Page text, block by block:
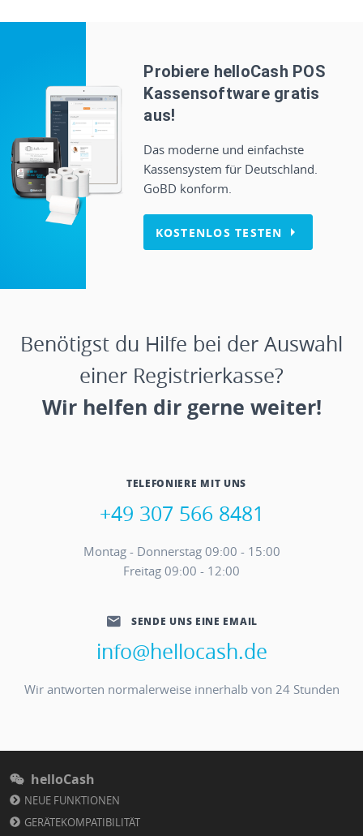
Probiere helloCash POS
Kassensoftware gratis
aus!
Das moderne und einfachste
Kassensystem für Deutschland.
GoBD konform.
KOSTENLOS TESTEN
Benötigst du Hilfe bei der Auswahl
einer Registrierkasse?
Wir helfen dir gerne weiter!
TELEFONIERE MIT UNS
+49 307 566 8481
Montag - Donnerstag 09:00 - 15:00
Freitag 09:00 - 12:00
SENDE UNS EINE EMAIL
info@hellocash.de
Wir antworten normalerweise innerhalb von 24 Stunden
helloCash
NEUE FUNKTIONEN
GERÄTEKOMPATIBILITÄT